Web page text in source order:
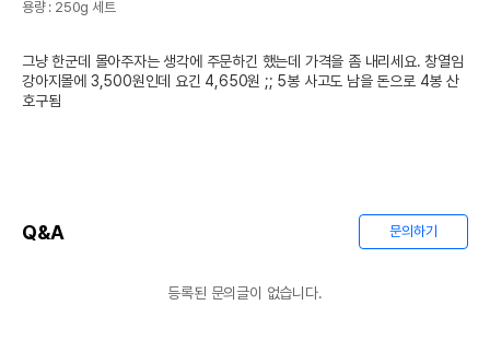
용량 : 250g 세트
그냥 한군데 몰아주자는 생각에 주문하긴 했는데 가격을 좀 내리세요. 창열임
강아지몰에 3,500원인데 요긴 4,650원 ;; 5봉 사고도 남을 돈으로 4봉 산
호구됨
Q&A 문의하기
등록된 문의글이 없습니다.